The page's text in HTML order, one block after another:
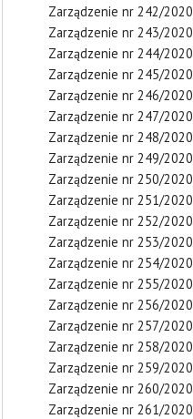
Zarządzenie nr 242/2020
Zarządzenie nr 243/2020
Zarządzenie nr 244/2020
Zarządzenie nr 245/2020
Zarządzenie nr 246/2020
Zarządzenie nr 247/2020
Zarządzenie nr 248/2020
Zarządzenie nr 249/2020
Zarządzenie nr 250/2020
Zarządzenie nr 251/2020
Zarządzenie nr 252/2020
Zarządzenie nr 253/2020
Zarządzenie nr 254/2020
Zarządzenie nr 255/2020
Zarządzenie nr 256/2020
Zarządzenie nr 257/2020
Zarządzenie nr 258/2020
Zarządzenie nr 259/2020
Zarządzenie nr 260/2020
Zarządzenie nr 261/2020